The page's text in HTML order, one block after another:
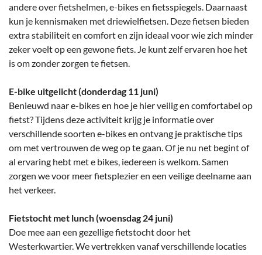
andere over fietshelmen, e-bikes en fietsspiegels. Daarnaast
kun je kennismaken met driewielfietsen. Deze fietsen bieden
extra stabiliteit en comfort en zijn ideaal voor wie zich minder
zeker voelt op een gewone fiets. Je kunt zelf ervaren hoe het
is om zonder zorgen te fietsen.
E-bike uitgelicht (donderdag 11 juni)
Benieuwd naar e-bikes en hoe je hier veilig en comfortabel op
fietst? Tijdens deze activiteit krijg je informatie over
verschillende soorten e-bikes en ontvang je praktische tips
om met vertrouwen de weg op te gaan. Of je nu net begint of
al ervaring hebt met e bikes, iedereen is welkom. Samen
zorgen we voor meer fietsplezier en een veilige deelname aan
het verkeer.
Fietstocht met lunch (woensdag 24 juni)
Doe mee aan een gezellige fietstocht door het
Westerkwartier. We vertrekken vanaf verschillende locaties